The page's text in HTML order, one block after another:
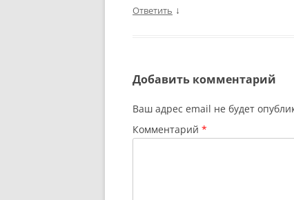
Ответить ↓
Добавить комментарий
Ваш адрес email не будет
Комментарий *